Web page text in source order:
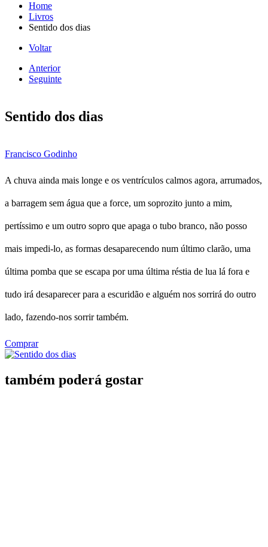
Home
Livros
Sentido dos dias
Voltar
Anterior
Seguinte
Sentido dos dias
Francisco Godinho
A chuva ainda mais longe e os ventrículos calmos agora, arrumados,
a barragem sem água que a force, um soprozito junto a mim,
pertíssimo e um outro sopro que apaga o tubo branco, não posso
mais impedi-lo, as formas desaparecendo num último clarão, uma
última pomba que se escapa por uma última réstia de lua lá fora e
tudo irá desaparecer para a escuridão e alguém nos sorrirá do outro
lado, fazendo-nos sorrir também.
Comprar
também poderá gostar